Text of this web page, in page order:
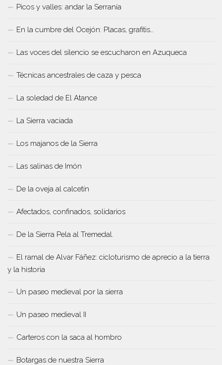
Picos y valles: andar la Serranía
En la cumbre del Ocejón: Placas, grafitis…
Las voces del silencio se escucharon en Azuqueca
Técnicas ancestrales de caza y pesca
La soledad de El Atance
La Sierra vaciada
Los majanos de la Sierra
Las salinas de Imón
De la oveja al calcetín
Afectados, confinados, solidarios
De la Sierra Pela al Tremedal.
El ramal de Alvar Fáñez: cicloturismo de aprecio a la tierra
y la historia
Un paseo medieval por la sierra
Un paseo medieval II
Carteros con la saca al hombro
Botargas de nuestra Sierra